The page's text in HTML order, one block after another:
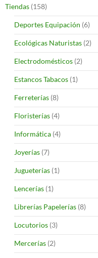
Tiendas (158)
Deportes Equipación (6)
Ecológicas Naturistas (2)
Electrodomésticos (2)
Estancos Tabacos (1)
Ferreterías (8)
Floristerías (4)
Informática (4)
Joyerías (7)
Jugueterías (1)
Lencerías (1)
Librerías Papelerías (8)
Locutorios (3)
Mercerías (2)